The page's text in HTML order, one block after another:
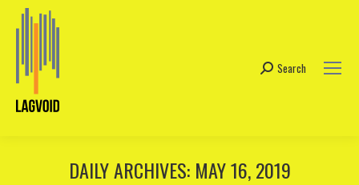
Search:
Search
DAILY ARCHIVES: MAY 16, 2019